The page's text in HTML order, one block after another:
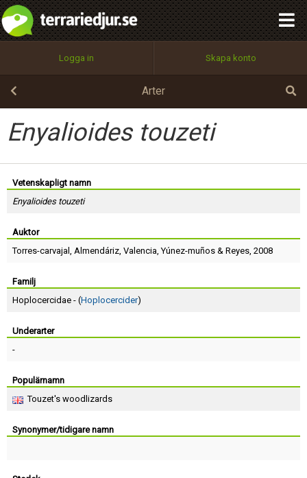
Logga in Skapa konto
Arter
Enyalioides touzeti
Vetenskapligt namn
Enyalioides touzeti
Auktor
Torres-carvajal , Almendáriz, Valencia,Yúnez-muños & Reyes, 2008
Familj
Hoplocercidae - (Hoplocercider)
Underarter
-
Populärnamn
Touzet's woodlizards
Synonymer/tidigare namn
Utför
100%
OK
integritetspolicy
Namn:
Epost:
Användarnamn:
Lösenord:
Terms of Service
Skapa konto
Begär nytt lösenord
Tillbaka till förstasidan